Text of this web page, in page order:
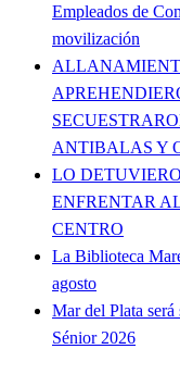
Empleados de
movilización
ANTIBALAS Y
LO
ENFRENTAR
CENTRO
La Biblioteca
agosto
Mar del Plata
Sénior 2026